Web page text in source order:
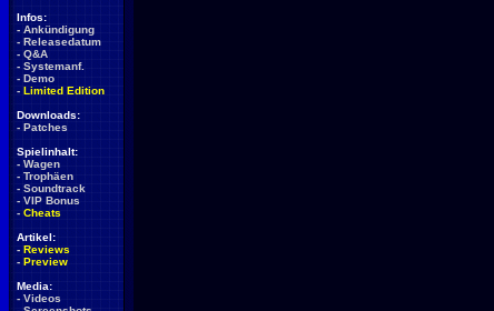
Infos:
- Ankündigung
- Releasedatum
- Q&A
- Systemanf.
- Demo
- Limited Edition
Downloads:
- Patches
Spielinhalt:
- Wagen
- Trophäen
- Soundtrack
- VIP Bonus
- Cheats
Artikel:
- Reviews
- Preview
Media:
- Videos